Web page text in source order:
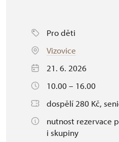
Pro děti
Vizovice
21. 6. 2026
10.00 – 16.00
dospělí 280 Kč,
nutnost rezervace
i skupiny